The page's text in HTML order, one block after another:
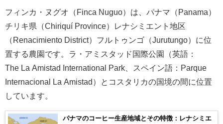
フィンカ・ヌグオ（Finca Nuguo）は、パナマ（Panama）
チリキ県（Chiriquí Province）レナシミエント地区
（Renacimiento District）フルトゥンゴ（Jurutungo）に位
置する農園です。ラ・アミスタッド国際公園（英語：
The La Amistad International Park、スペイン語：Parque
Internacional La Amistad）とコスタリカの国境の間に位置
しています。
パナマのコーヒー生産地域とその特徴：レナシミエ